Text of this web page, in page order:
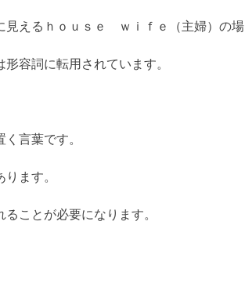
見えるｈｏｕｓｅ ｗｉｆｅ（主婦）の場
容詞に転用されています。
言葉です。
ます。
ことが必要になります。